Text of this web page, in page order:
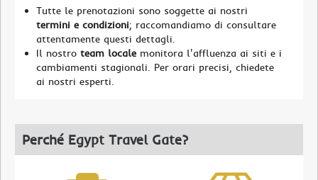
Tutte le prenotazioni sono soggette ai nostri
termini e condizioni; raccomandiamo di consultare
attentamente questi dettagli.
Il nostro team localemonitora l'affluenza ai siti e i
cambiamenti stagionali. Per orari precisi, chiedete
ai nostri esperti.
Perché Egypt Travel Gate?